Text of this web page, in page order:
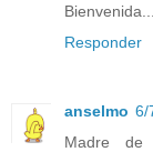
Bienvenida...
Responder
anselmo 6/
Madre